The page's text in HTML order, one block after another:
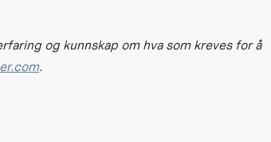
og kunnskap om hva som kreves for å
.